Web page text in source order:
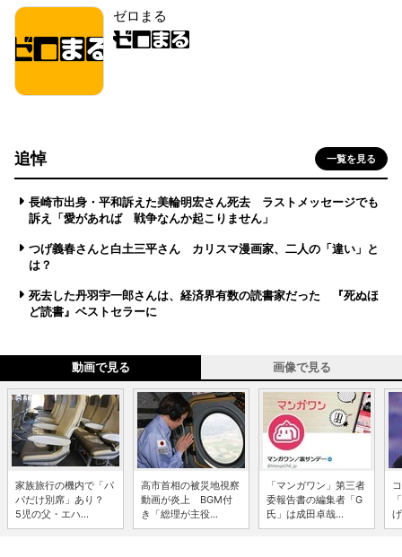
ゼロまる
追悼 一覧を見る
長崎市出身・平和訴えた美輪明宏さん死去 ラストメッセージでも
訴え「愛があれば 戦争なんか起こりません」
つげ義春さんと白土三平さん カリスマ漫画家、二人の「違い」と
は？
死去した丹羽宇一郎さんは、経済界有数の読書家だった 『死ぬほ
ど読書』ベストセラーに
動画で見る 画像で見る
家族旅行の機内で「パ
パだけ別席」あり？
5児の父・エハ...
高市首相の被災地視察
動画が炎上 BGM付
き「総理が主役...
「マンガワン」第三者
委報告書の編集者「G
氏」は成田卓哉...